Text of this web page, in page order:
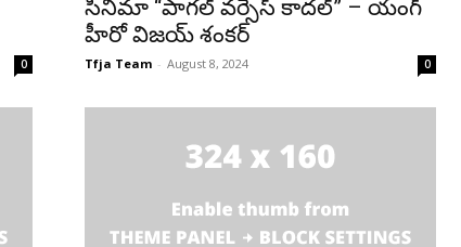
0
సినిమా “పాగల్ వర్సెస్ కాదల్” – యంగ్
హీరో విజయ్ శంకర్
Tfja Team - August 8, 2024 0